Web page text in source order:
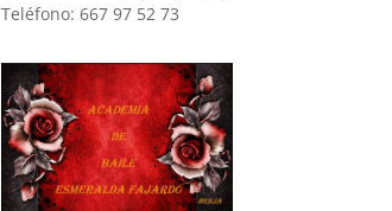
Teléfono: 667 97 52 73